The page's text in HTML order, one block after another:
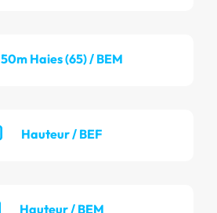
50m Haies (65) / BEM
Hauteur / BEF
Hauteur / BEM